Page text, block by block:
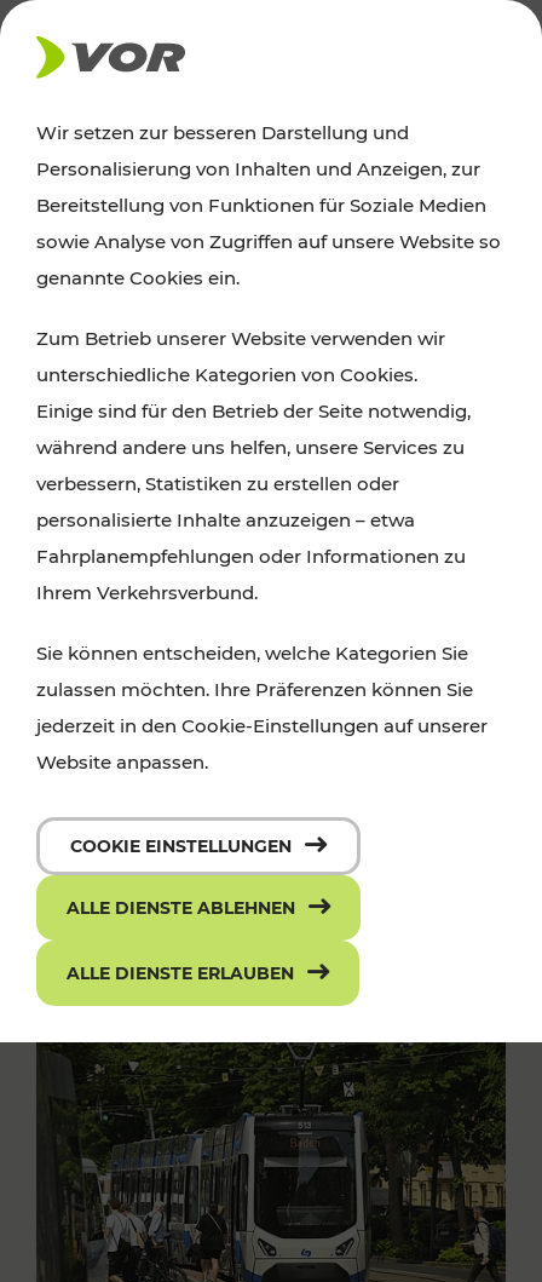
AKTUELLES
News
Alle wichtigen Meldungen zu Fahrplanänderungen,
finden Sie hier im Überblick.
Wir setzen zur besseren Darstellung und
Personalisierung von Inhalten und Anzeigen, zur
Bereitstellung von Funktionen für Soziale Medien
sowie Analyse von Zugriffen auf unsere Website so
genannte Cookies ein.
Zum Betrieb unserer Website verwenden wir
unterschiedliche Kategorien von Cookies.
Einige sind für den Betrieb der Seite notwendig,
während andere uns helfen, unsere Services zu
verbessern, Statistiken zu erstellen oder
personalisierte Inhalte anzuzeigen – etwa
Fahrplanempfehlungen oder Informationen zu
Ihrem Verkehrsverbund.
Sie können entscheiden, welche Kategorien Sie
zulassen möchten. Ihre Präferenzen können Sie
jederzeit in den Cookie-Einstellungen auf unserer
Website anpassen.
COOKIE EINSTELLUNGEN
ALLE DIENSTE ABLEHNEN
ALLE DIENSTE ERLAUBEN